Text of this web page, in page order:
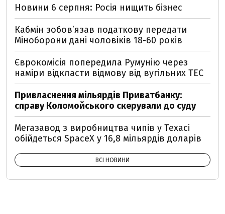
Новини 6 серпня: Росія нищить бізнес
Кабмін зобовʼязав податкову передати
Міноборони дані чоловіків 18-60 років
Єврокомісія попередила Румунію через
наміри відкласти відмову від вугільних ТЕС
Привласнення мільярдів Приватбанку:
справу Коломойського скерували до суду
Мегазавод з виробництва чипів у Техасі
обійдеться SpaceX у 16,8 мільярдів доларів
ВСІ НОВИНИ